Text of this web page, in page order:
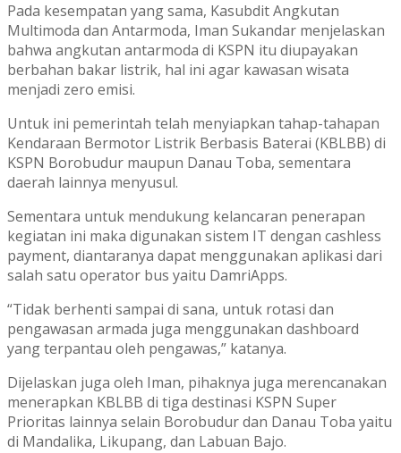
Pada kesempatan yang sama, Kasubdit Angkutan
Multimoda dan Antarmoda, Iman Sukandar menjelaskan
bahwa angkutan antarmoda di KSPN itu diupayakan
berbahan bakar listrik, hal ini agar kawasan wisata
menjadi zero emisi.
Untuk ini pemerintah telah menyiapkan tahap-tahapan
Kendaraan Bermotor Listrik Berbasis Baterai (KBLBB) di
KSPN Borobudur maupun Danau Toba, sementara
daerah lainnya menyusul.
Sementara untuk mendukung kelancaran penerapan
kegiatan ini maka digunakan sistem IT dengan cashless
payment, diantaranya dapat menggunakan aplikasi dari
salah satu operator bus yaitu DamriApps.
“Tidak berhenti sampai di sana, untuk rotasi dan
pengawasan armada juga menggunakan dashboard
yang terpantau oleh pengawas,” katanya.
Dijelaskan juga oleh Iman, pihaknya juga merencanakan
menerapkan KBLBB di tiga destinasi KSPN Super
Prioritas lainnya selain Borobudur dan Danau Toba yaitu
di Mandalika, Likupang, dan Labuan Bajo.